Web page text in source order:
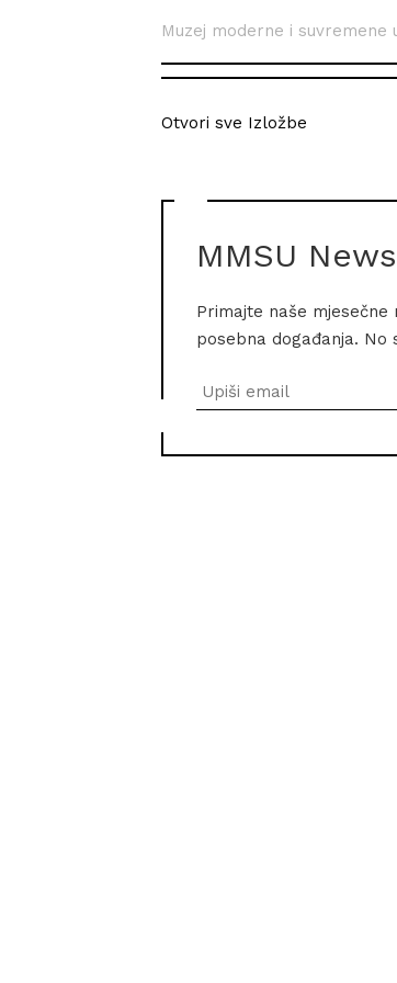
Muzej moderne i suvremene
Otvori sve Izložbe
MMSU
Primajte naše mjesečne
posebna događanja. No